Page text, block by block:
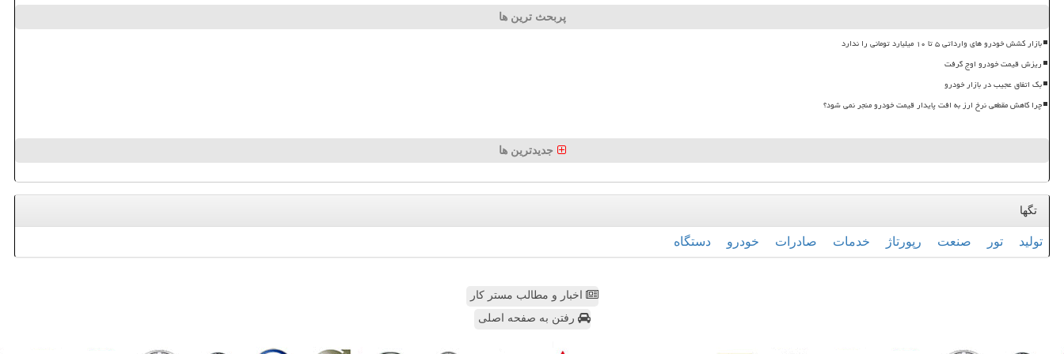
پربحث ترین ها
بازار کشش خودرو های وارداتی ۵ تا ۱۰ میلیارد تومانی را ندارد
ریزش قیمت خودرو اوج گرفت
بک اتفاق عجیب در بازار خودرو
چرا کاهش مقطعی نرخ ارز به افت پایدار قیمت خودرو منجر نمی شود؟
جدیدترین ها
تگها
تولید تور صنعت رپورتاژ خدمات صادرات خودرو دستگاه
اخبار و مطالب مستر کار
رفتن به صفحه اصلی